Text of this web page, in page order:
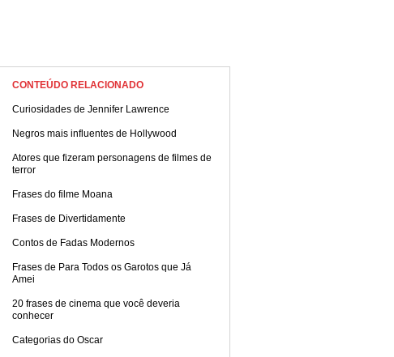
CONTEÚDO RELACIONADO
Curiosidades de Jennifer Lawrence
Negros mais influentes de Hollywood
Atores que fizeram personagens de filmes de
terror
Frases do filme Moana
Frases de Divertidamente
Contos de Fadas Modernos
Frases de Para Todos os Garotos que Já
Amei
20 frases de cinema que você deveria
conhecer
Categorias do Oscar